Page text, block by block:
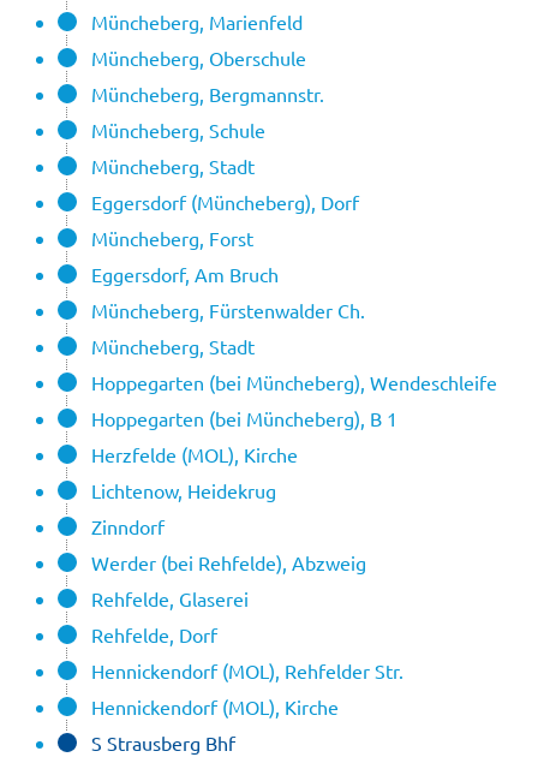
Müncheberg, Marienfeld
Müncheberg, Oberschule
Müncheberg, Bergmannstr.
Müncheberg, Schule
Müncheberg, Stadt
Eggersdorf (Müncheberg), Dorf
Müncheberg, Forst
Eggersdorf, Am Bruch
Müncheberg, Fürstenwalder Ch.
Müncheberg, Stadt
Hoppegarten (bei Müncheberg), Wendeschleife
Hoppegarten (bei Müncheberg), B 1
Herzfelde (MOL), Kirche
Lichtenow, Heidekrug
Zinndorf
Werder (bei Rehfelde), Abzweig
Rehfelde, Glaserei
Rehfelde, Dorf
Hennickendorf (MOL), Rehfelder Str.
Hennickendorf (MOL), Kirche
S Strausberg Bhf